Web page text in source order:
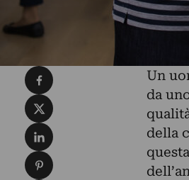
Un
da
della
Condividi su Facebook
Condividi su X
Condividi su LinkedIn
Condividi su Pinterest